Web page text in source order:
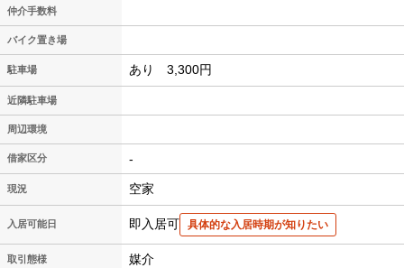
仲介手数料
バイク置き場
駐車場 あり 3,300円
近隣駐車場
周辺環境
借家区分 -
現況 空家
入居可能日 即入居可 具体的な入居時期が知りたい
取引態様 媒介